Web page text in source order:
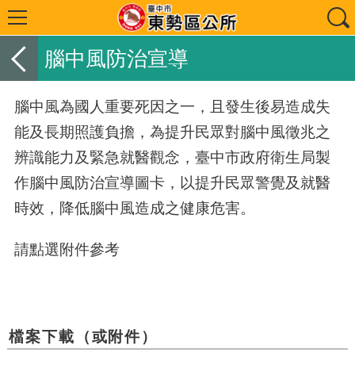
腦中風防治宣導
腦中風為國人重要死因之一，且發生後易造成失
能及長期照護負擔，為提升民眾對腦中風徵兆之
辨識能力及緊急就醫觀念，臺中市政府衛生局製
作腦中風防治宣導圖卡，以提升民眾警覺及就醫
時效，降低腦中風造成之健康危害。
請點選附件參考
檔案下載（或附件）